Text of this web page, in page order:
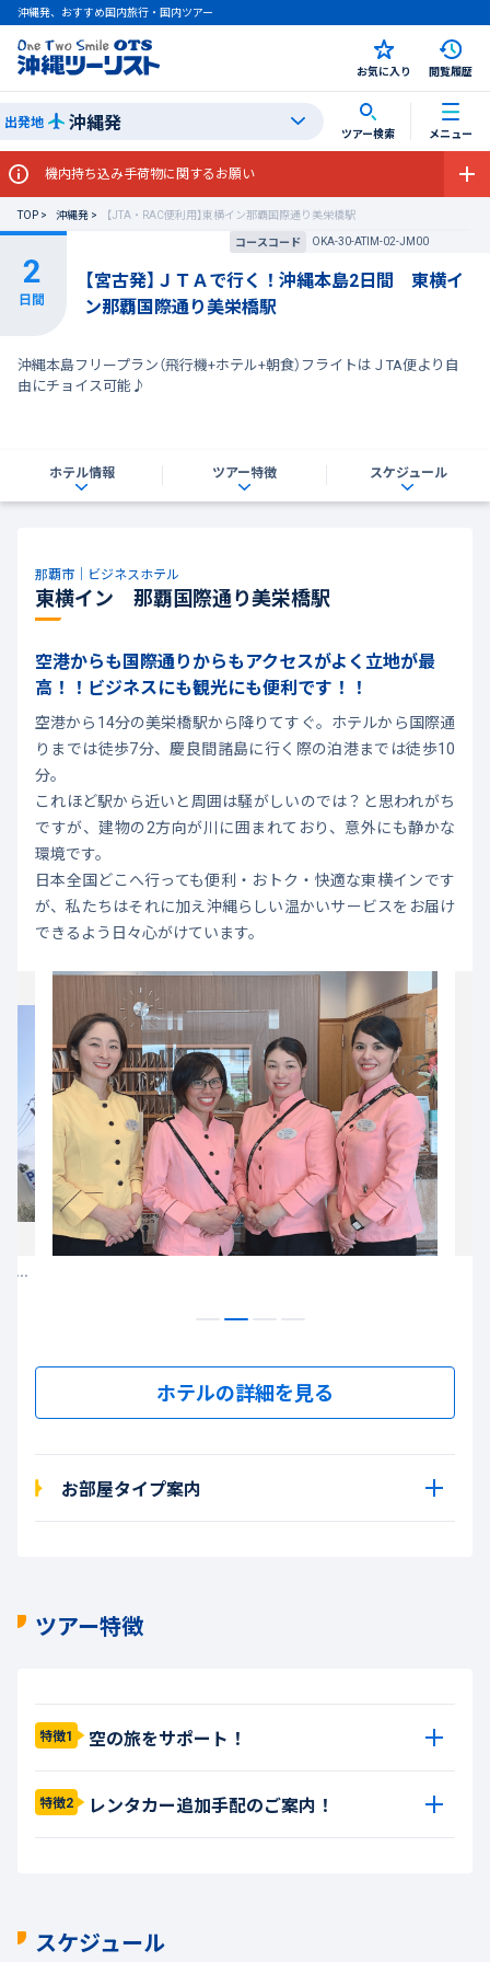
沖縄発、おすすめ国内旅行・国内ツアー
お気に入り 閲覧履歴
出発地 沖縄発 ツアー検索 メニュー
機内持ち込み手荷物に関するお願い
TOP 沖縄発
【JTA・RAC便利用】東横イン那覇国際通り美栄橋駅
コースコード
OKA-30-ATIM-02-JM00
【宮古発】ＪＴＡで行く！沖縄本島2日間 東横イ
ン那覇国際通り美栄橋駅
沖縄本島フリープラン（飛行機+ホテル+朝食）フライトはＪTA便より自
由にチョイス可能♪
ホテル情報 ツアー特徴 スケジュール
那覇市｜ビジネスホテル
東横イン 那覇国際通り美栄橋駅
空港からも国際通りからもアクセスがよく立地が最
高！！ビジネスにも観光にも便利です！！
空港から14分の美栄橋駅から降りてすぐ。ホテルから国際通
りまでは徒歩7分、慶良間諸島に行く際の泊港までは徒歩10
分。
これほど駅から近いと周囲は騒がしいのでは？と思われがち
ですが、建物の2方向が川に囲まれており、意外にも静かな
環境です。
日本全国どこへ行っても便利・おトク・快適な東横インです
が、私たちはそれに加え沖縄らしい温かいサービスをお届け
できるよう日々心がけています。
空港からも国際通りからもアクセスがよく立地が最高！！ビジネスにも観光にも便利です！！
ホテルの詳細を見る
お部屋タイプ案内
ツアー特徴
特徴1 空の旅をサポート！
特徴2 レンタカー追加手配のご案内！
スケジュール